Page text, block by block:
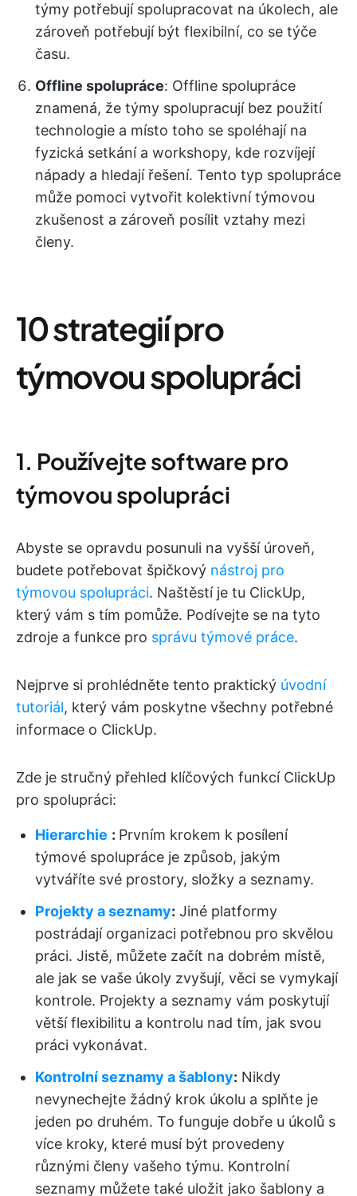
týmy potřebují spolupracovat na úkolech, ale
zároveň potřebují být flexibilní, co se týče
času.
Offline spolupráce: Offline spolupráce
znamená, že týmy spolupracují bez použití
technologie a místo toho se spoléhají na
fyzická setkání a workshopy, kde rozvíjejí
nápady a hledají řešení. Tento typ spolupráce
může pomoci vytvořit kolektivní týmovou
zkušenost a zároveň posílit vztahy mezi
členy.
10 strategií pro
týmovou spolupráci
1. Používejte software pro
týmovou spolupráci
Abyste se opravdu posunuli na vyšší úroveň,
budete potřebovat špičkový nástroj pro
týmovou spolupráci. Naštěstí je tu ClickUp,
který vám s tím pomůže. Podívejte se na tyto
zdroje a funkce pro správu týmové práce.
Nejprve si prohlédněte tento praktický úvodní
tutoriál, který vám poskytne všechny potřebné
informace o ClickUp.
Zde je stručný přehled klíčových funkcí ClickUp
pro spolupráci:
Hierarchie : Prvním krokem k posílení
týmové spolupráce je způsob, jakým
vytváříte své prostory, složky a seznamy.
Projekty a seznamy: Jiné platformy
postrádají organizaci potřebnou pro skvělou
práci. Jistě, můžete začít na dobrém místě,
ale jak se vaše úkoly zvyšují, věci se vymykají
kontrole. Projekty a seznamy vám poskytují
větší flexibilitu a kontrolu nad tím, jak svou
práci vykonávat.
Kontrolní seznamy a šablony: Nikdy
nevynechejte žádný krok úkolu a splňte je
jeden po druhém. To funguje dobře u úkolů s
více kroky, které musí být provedeny
různými členy vašeho týmu. Kontrolní
seznamy můžete také uložit jako šablony a